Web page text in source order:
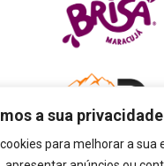
a sua privacidade
para melhorar a sua